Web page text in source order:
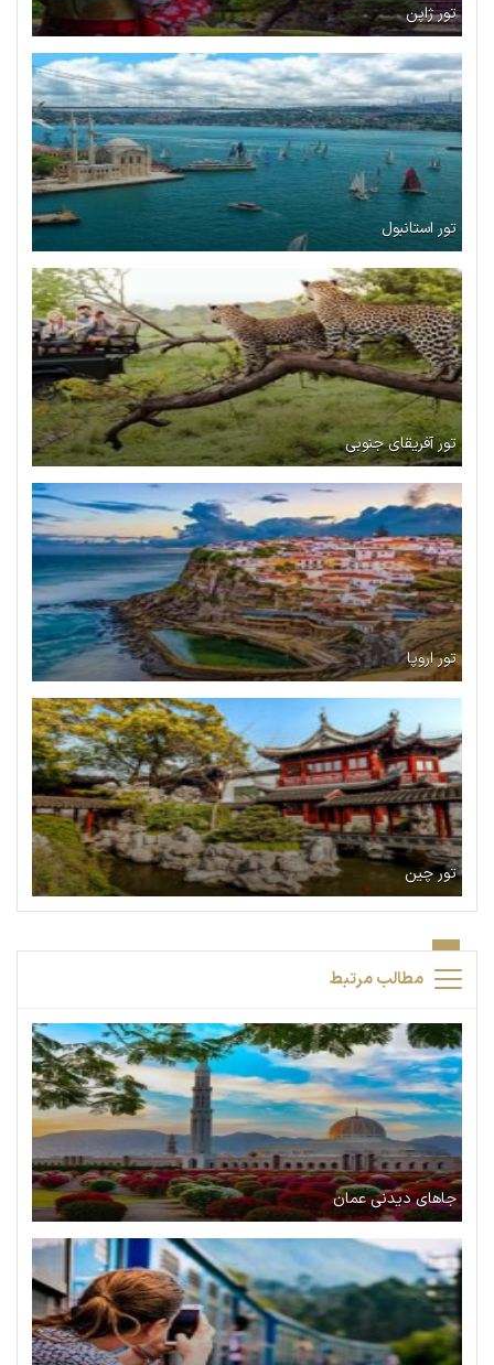
تور ژاپن
تور استانبول
تور آفریقای جنوبی
تور اروپا
تور چین
مطالب مرتبط
جاهای دیدنی عمان